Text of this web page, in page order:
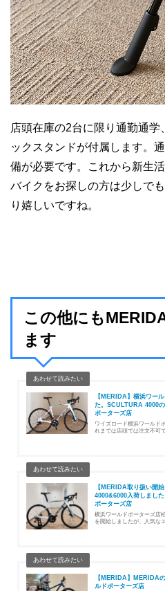
店頭在庫の2台に限り通勤通学
ックスタンドが付属します。
備が必要です。これから新生
バイクをお探しの方は少しで
り嬉しいですね。
この他にも
ます
【MERIDA】横浜ワー
た。SCULTURA 4000
ポーターズ店
ワイズロード横浜ワールド
れまでは店頭では注文不可
【MERIDA取り扱い開
4000&6000入荷しまし
ポーターズ店
横浜ワールドポーターズ店
を開始しましたが、人気な
【MERIDA】MERIDA
ルドポーターズ店